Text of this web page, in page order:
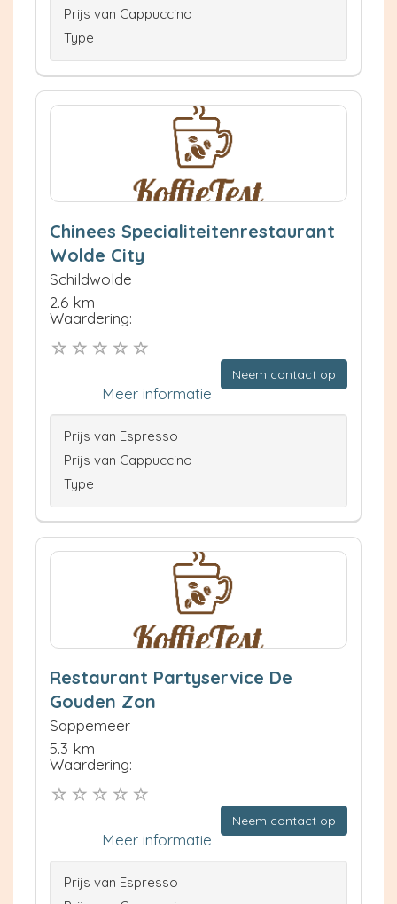
Prijs van Cappuccino
Type
Chinees Specialiteitenrestaurant
Wolde City
Schildwolde
2.6 km
Waardering:
Neem contact op
Meer informatie
Prijs van Espresso
Prijs van Cappuccino
Type
Restaurant Partyservice De
Gouden Zon
Sappemeer
5.3 km
Waardering:
Neem contact op
Meer informatie
Prijs van Espresso